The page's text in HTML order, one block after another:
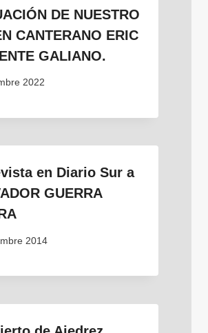
DE NUESTRO
CANTERANO ERIC
GALIANO.
2022
en Diario Sur a
GUERRA
2014